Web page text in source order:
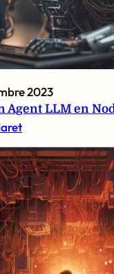
2023
Agent LLM en